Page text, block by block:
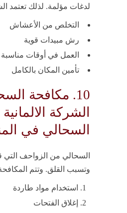
لدغات مؤلمة. لذلك تعتمد
التخلص من الأعشاش
رش مبيدات قوية
العمل في أوقات
تأمين المكان بالكامل
10. مكافحة
الشركة الالمانية
السحالي في
السحالي من الزواحف التي
وتسبب القلق. وتتم
استخدام مواد طاردة
إغلاق الفتحات